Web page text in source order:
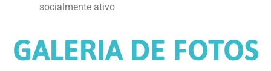
socialmente ativo
GALERIA DE FOTOS